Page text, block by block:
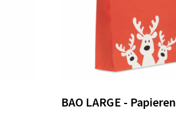
BAO LARGE - Papieren